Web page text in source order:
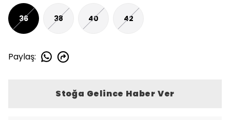
36 38 40 42
Paylaş:
Stoğa Gelince Haber Ver